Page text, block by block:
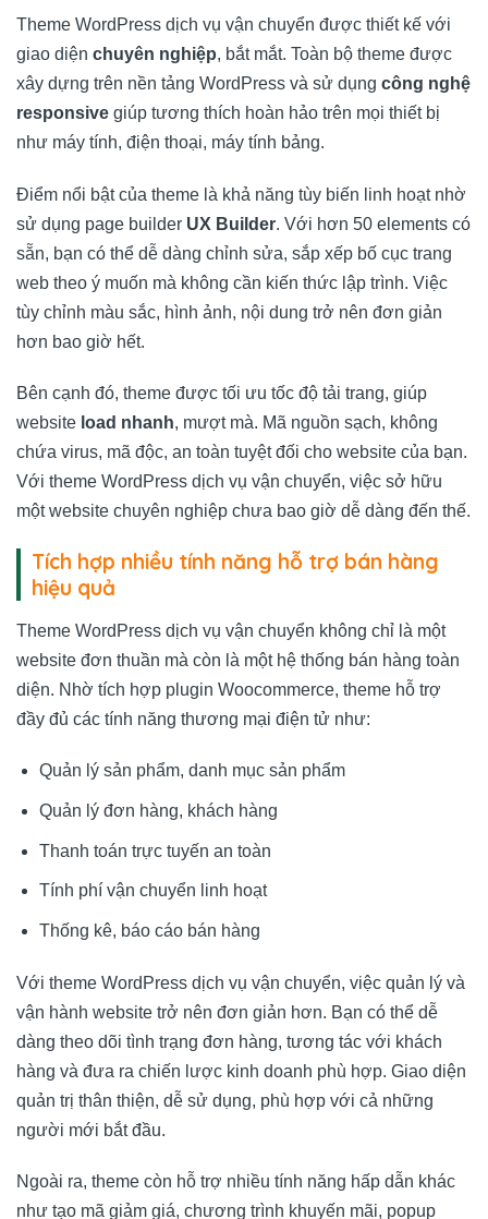
Theme WordPress dịch vụ vận chuyển được thiết kế với
giao diện chuyên nghiệp, bắt mắt. Toàn bộ theme được
xây dựng trên nền tảng WordPress và sử dụng công nghệ
responsive giúp tương thích hoàn hảo trên mọi thiết bị
như máy tính, điện thoại, máy tính bảng.
Điểm nổi bật của theme là khả năng tùy biến linh hoạt nhờ
sử dụng page builder UX Builder. Với hơn 50 elements có
sẵn, bạn có thể dễ dàng chỉnh sửa, sắp xếp bố cục trang
web theo ý muốn mà không cần kiến thức lập trình. Việc
tùy chỉnh màu sắc, hình ảnh, nội dung trở nên đơn giản
hơn bao giờ hết.
Bên cạnh đó, theme được tối ưu tốc độ tải trang, giúp
website load nhanh, mượt mà. Mã nguồn sạch, không
chứa virus, mã độc, an toàn tuyệt đối cho website của bạn.
Với theme WordPress dịch vụ vận chuyển, việc sở hữu
một website chuyên nghiệp chưa bao giờ dễ dàng đến thế.
Tích hợp nhiều tính năng hỗ trợ bán hàng
hiệu quả
Theme WordPress dịch vụ vận chuyển không chỉ là một
website đơn thuần mà còn là một hệ thống bán hàng toàn
diện. Nhờ tích hợp plugin Woocommerce, theme hỗ trợ
đầy đủ các tính năng thương mại điện tử như:
Quản lý sản phẩm, danh mục sản phẩm
Quản lý đơn hàng, khách hàng
Thanh toán trực tuyến an toàn
Tính phí vận chuyển linh hoạt
Thống kê, báo cáo bán hàng
Với theme WordPress dịch vụ vận chuyển, việc quản lý và
vận hành website trở nên đơn giản hơn. Bạn có thể dễ
dàng theo dõi tình trạng đơn hàng, tương tác với khách
hàng và đưa ra chiến lược kinh doanh phù hợp. Giao diện
quản trị thân thiện, dễ sử dụng, phù hợp với cả những
người mới bắt đầu.
Ngoài ra, theme còn hỗ trợ nhiều tính năng hấp dẫn khác
như tạo mã giảm giá, chương trình khuyến mãi, popup